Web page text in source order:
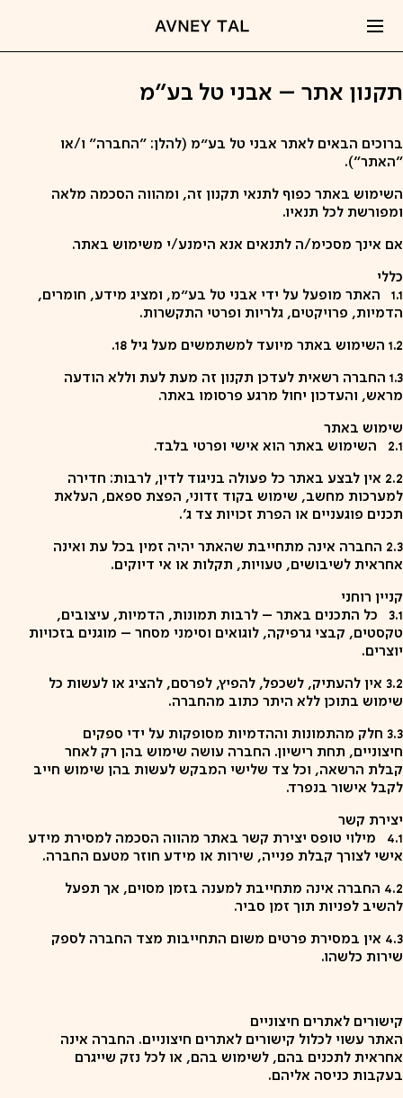
תקנון אתר – אבני טל בע״מ
ברוכים הבאים לאתר אבני טל בע״מ (להלן: "החברה" ו/או
"האתר").
השימוש באתר כפוף לתנאי תקנון זה, ומהווה הסכמה מלאה
ומפורשת לכל תנאיו.
אם אינך מסכימ/ה לתנאים אנא הימנע/י משימוש באתר.
כללי
1.1
האתר מופעל על ידי אבני טל בע״מ, ומציג מידע, חומרים,
הדמיות, פרויקטים, גלריות ופרטי התקשרות.
1.2 השימוש באתר מיועד למשתמשים מעל גיל 18.
1.3 החברה רשאית לעדכן תקנון זה מעת לעת וללא הודעה
מראש, והעדכון יחול מרגע פרסומו באתר.
שימוש באתר
2.1
השימוש באתר הוא אישי ופרטי בלבד.
2.2 אין לבצע באתר כל פעולה בניגוד לדין, לרבות: חדירה
למערכות מחשב, שימוש בקוד זדוני, הפצת ספאם, העלאת
תכנים פוגעניים או הפרת זכויות צד ג’.
2.3 החברה אינה מתחייבת שהאתר יהיה זמין בכל עת ואינה
אחראית לשיבושים, טעויות, תקלות או אי דיוקים.
קניין רוחני
3.1
כל התכנים באתר – לרבות תמונות, הדמיות, עיצובים,
טקסטים, קבצי גרפיקה, לוגואים וסימני מסחר – מוגנים בזכויות
יוצרים.
3.2 אין להעתיק, לשכפל, להפיץ, לפרסם, להציג או לעשות כל
שימוש בתוכן ללא היתר כתוב מהחברה.
3.3 חלק מהתמונות וההדמיות מסופקות על ידי ספקים
חיצוניים, תחת רישיון. החברה עושה שימוש בהן רק לאחר
קבלת הרשאה, וכל צד שלישי המבקש לעשות בהן שימוש חייב
לקבל אישור בנפרד.
יצירת קשר
4.1
מילוי טופס יצירת קשר באתר מהווה הסכמה למסירת מידע
אישי לצורך קבלת פנייה, שירות או מידע חוזר מטעם החברה.
4.2 החברה אינה מתחייבת למענה בזמן מסוים, אך תפעל
להשיב לפניות תוך זמן סביר.
4.3 אין במסירת פרטים משום התחייבות מצד החברה לספק
שירות כלשהו.
קישורים לאתרים חיצוניים
האתר עשוי לכלול קישורים לאתרים חיצוניים. החברה אינה
אחראית לתכנים בהם, לשימוש בהם, או לכל נזק שייגרם
בעקבות כניסה אליהם.